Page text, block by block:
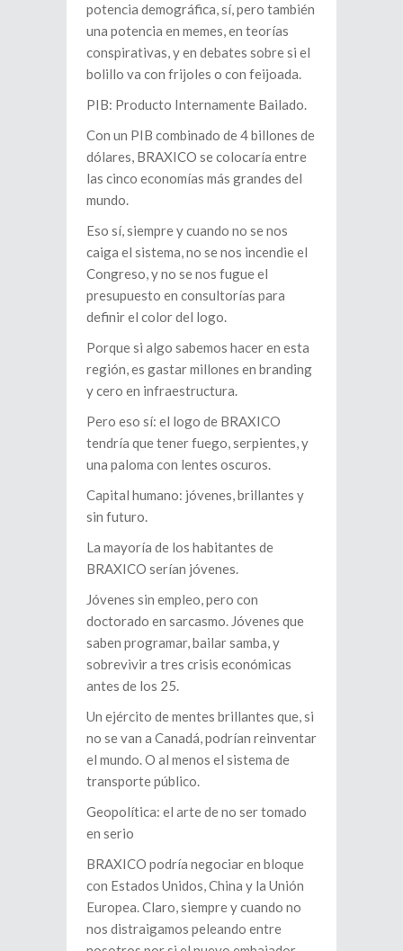
potencia demográfica, sí, pero también
una potencia en memes, en teorías
conspirativas, y en debates sobre si el
bolillo va con frijoles o con feijoada.
PIB: Producto Internamente Bailado.
Con un PIB combinado de 4 billones de
dólares, BRAXICO se colocaría entre
las cinco economías más grandes del
mundo.
Eso sí, siempre y cuando no se nos
caiga el sistema, no se nos incendie el
Congreso, y no se nos fugue el
presupuesto en consultorías para
definir el color del logo.
Porque si algo sabemos hacer en esta
región, es gastar millones en branding
y cero en infraestructura.
Pero eso sí: el logo de BRAXICO
tendría que tener fuego, serpientes, y
una paloma con lentes oscuros.
Capital humano: jóvenes, brillantes y
sin futuro.
La mayoría de los habitantes de
BRAXICO serían jóvenes.
Jóvenes sin empleo, pero con
doctorado en sarcasmo. Jóvenes que
saben programar, bailar samba, y
sobrevivir a tres crisis económicas
antes de los 25.
Un ejército de mentes brillantes que, si
no se van a Canadá, podrían reinventar
el mundo. O al menos el sistema de
transporte público.
Geopolítica: el arte de no ser tomado
en serio
BRAXICO podría negociar en bloque
con Estados Unidos, China y la Unión
Europea. Claro, siempre y cuando no
nos distraigamos peleando entre